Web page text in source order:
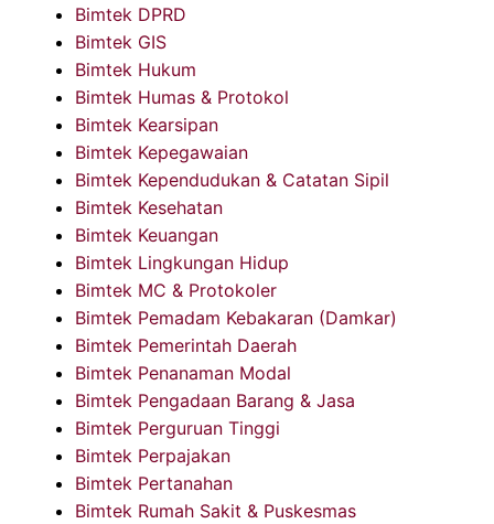
Bimtek DPRD
Bimtek GIS
Bimtek Hukum
Bimtek Humas & Protokol
Bimtek Kearsipan
Bimtek Kepegawaian
Bimtek Kependudukan & Catatan Sipil
Bimtek Kesehatan
Bimtek Keuangan
Bimtek Lingkungan Hidup
Bimtek MC & Protokoler
Bimtek Pemadam Kebakaran (Damkar)
Bimtek Pemerintah Daerah
Bimtek Penanaman Modal
Bimtek Pengadaan Barang & Jasa
Bimtek Perguruan Tinggi
Bimtek Perpajakan
Bimtek Pertanahan
Bimtek Rumah Sakit & Puskesmas